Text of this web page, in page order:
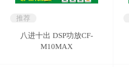
推荐
八进十出 DSP功放CF-
M10MAX